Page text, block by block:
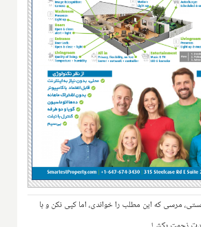
مرسی که این مطلب را خواندی، اما کپی نکن و با